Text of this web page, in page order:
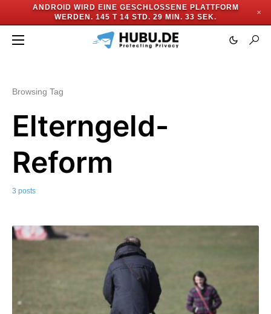
ANDROID WIRD EINE GESCHLOSSENE PLATTFORM
WERDEN. 145 T 14 STD. 29 MIN. 32 SEK.
✕
Browsing Tag
Elterngeld-
Reform
3 posts